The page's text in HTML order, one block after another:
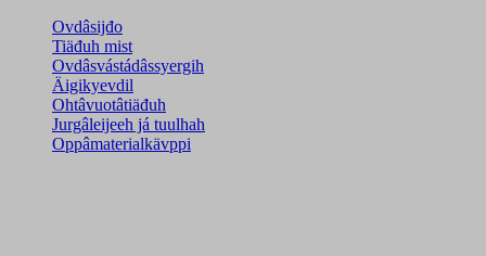
Ovdâsijđo
Tiäđuh mist
Ovdâsvástádâssyergih
Äigikyevdil
Ohtâvuotâtiäđuh
Jurgâleijeeh já tuulhah
Oppâmaterialkävppi